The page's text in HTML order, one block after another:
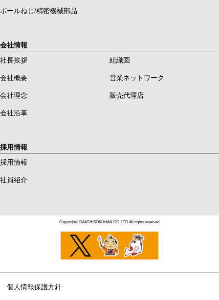
ボールねじ/精密機械部品
会社情報
社長挨拶
組織図
会社概要 営業ネットワーク
会社理念 販売代理店
会社沿革
採用情報
採用情報
社員紹介
Copyright© DAIICHISOKUHAN CO.,LTD.All rights reserved.
個人情報保護方針